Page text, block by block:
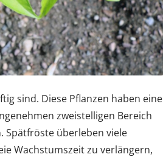
sind. Diese Pflanzen haben eine
zweistelligen Bereich
Spätfröste überleben viele
Wachstumszeit zu verlängern,